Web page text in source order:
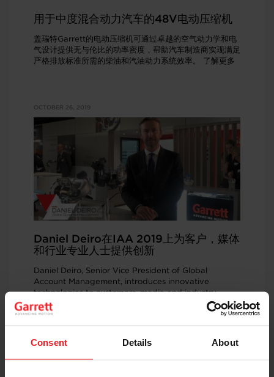
Consent Details About
用于中度混合动力汽车的48V电动压缩机
盖瑞特Garrett的电动压缩机可通过卓越的空气动力学和电
气设计提供无与伦比的功率密度，帮助汽车制造商实现满足
严格排放标准所需的柴油和汽油动力系统效率。 了解更多
OCTOBER 26, 2019
Daniel Deiro在IAA 2019上为客户，媒体
和行业专业人士提供创新
Daniel Deiro, Senior Vice President of Global
Account Management, introduces innovative
technologies to customers, media and industry
professionals at the Frankfurt Motor Show. We
have…
OCTOBER 19, 2019